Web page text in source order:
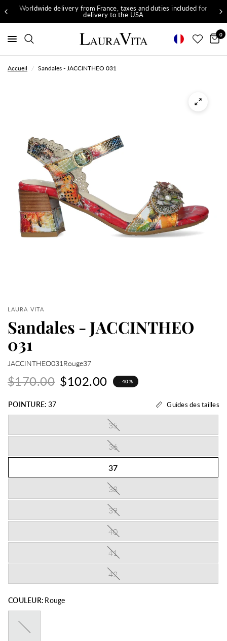
Worldwide delivery from France, taxes and duties included for
delivery to the USA
0
Accueil / Sandales - JACCINTHEO 031
LAURA VITA
Sandales - JACCINTHEO
031
JACCINTHEO031Rouge37
$170.00 $102.00 - 40%
POINTURE: 37 Guides des tailles
35
36
37
38
39
40
41
42
COULEUR: Rouge